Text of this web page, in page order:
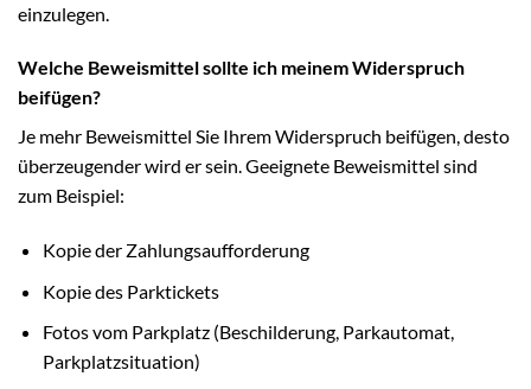
einzulegen.
Welche Beweismittel sollte ich meinem Widerspruch
beifügen?
Je mehr Beweismittel Sie Ihrem Widerspruch beifügen, desto
überzeugender wird er sein. Geeignete Beweismittel sind
zum Beispiel:
Kopie der Zahlungsaufforderung
Kopie des Parktickets
Fotos vom Parkplatz (Beschilderung, Parkautomat,
Parkplatzsituation)